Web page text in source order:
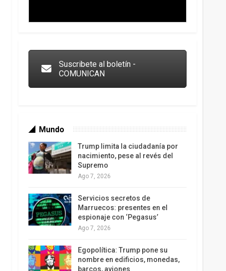
Suscribete al boletín -
COMUNICAN
Mundo
Trump limita la ciudadanía por
nacimiento, pese al revés del
Supremo
Ago 7, 2026
Servicios secretos de
Marruecos: presentes en el
espionaje con ‘Pegasus’
Ago 7, 2026
Egopolítica: Trump pone su
nombre en edificios, monedas,
barcos, aviones